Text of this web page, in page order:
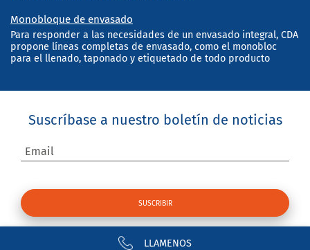
LLAMENOS
Monobloque de envasado
Para responder a las necesidades de un envasado integral, CDA
propone líneas completas de envasado, como el monobloc
para el llenado, taponado y etiquetado de todo producto
Suscríbase a nuestro boletín de noticias
Email